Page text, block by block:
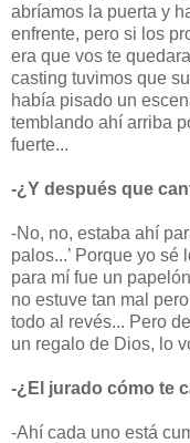
abríamos la puerta y
enfrente, pero si los
era que vos te
casting tuvimos que
había pisado un
temblando ahí arriba
fuerte...
-¿Y después que
-No, no, estaba ahí
palos...’ Porque yo
para mí fue un
no estuve tan mal
todo al revés... Pero
un regalo de Dios, lo
-¿El jurado cómo te
-Ahí cada uno está